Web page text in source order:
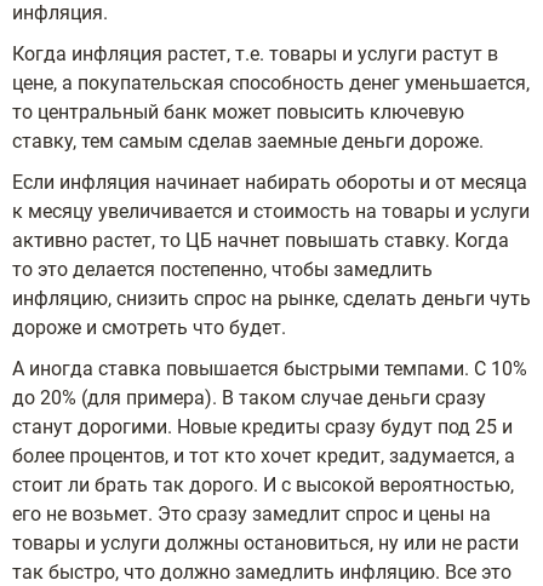
инфляция.
Когда инфляция растет, т.е. товары и услуги растут в
цене, а покупательская способность денег уменьшается,
то центральный банк может повысить ключевую
ставку, тем самым сделав заемные деньги дороже.
Если инфляция начинает набирать обороты и от месяца
к месяцу увеличивается и стоимость на товары и услуги
активно растет, то ЦБ начнет повышать ставку. Когда
то это делается постепенно, чтобы замедлить
инфляцию, снизить спрос на рынке, сделать деньги чуть
дороже и смотреть что будет.
А иногда ставка повышается быстрыми темпами. С 10%
до 20% (для примера). В таком случае деньги сразу
станут дорогими. Новые кредиты сразу будут под 25 и
более процентов, и тот кто хочет кредит, задумается, а
стоит ли брать так дорого. И с высокой вероятностью,
его не возьмет. Это сразу замедлит спрос и цены на
товары и услуги должны остановиться, ну или не расти
так быстро, что должно замедлить инфляцию. Все это